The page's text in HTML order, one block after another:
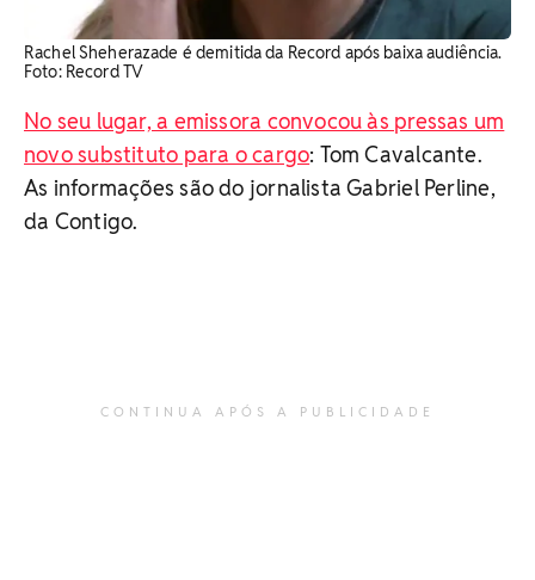
Rachel Sheherazade é demitida da Record após baixa audiência.
Foto: Record TV
No seu lugar, a emissora convocou às pressas um
novo substituto para o cargo: Tom Cavalcante.
As informações são do jornalista Gabriel Perline,
da Contigo.
CONTINUA APÓS A PUBLICIDADE